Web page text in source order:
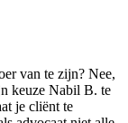
van te zijn? Nee,
keuze Nabil B. te
je cliënt te